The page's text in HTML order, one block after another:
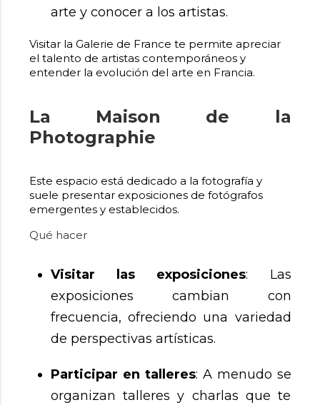
arte y conocer a los artistas.
Visitar la Galerie de France te permite apreciar
el talento de artistas contemporáneos y
entender la evolución del arte en Francia.
La Maison de la
Photographie
Este espacio está dedicado a la fotografía y
suele presentar exposiciones de fotógrafos
emergentes y establecidos.
Qué hacer
Visitar las exposiciones: Las
exposiciones cambian con
frecuencia, ofreciendo una variedad
de perspectivas artísticas.
Participar en talleres: A menudo se
organizan talleres y charlas que te